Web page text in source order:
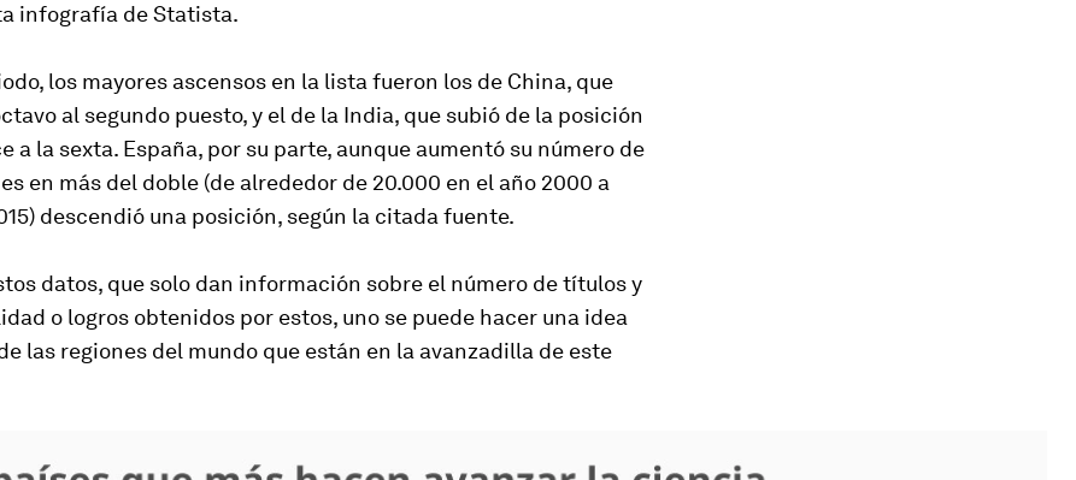
infografía de Statista.
los mayores ascensos en la lista fueron los de China, que
al segundo puesto, y el de la India, que subió de la posición
a la sexta. España, por su parte, aunque aumentó su número de
en más del doble (de alrededor de 20.000 en el año 2000 a
descendió una posición, según la citada fuente.
datos, que solo dan información sobre el número de títulos y
o logros obtenidos por estos, uno se puede hacer una idea
las regiones del mundo que están en la avanzadilla de este